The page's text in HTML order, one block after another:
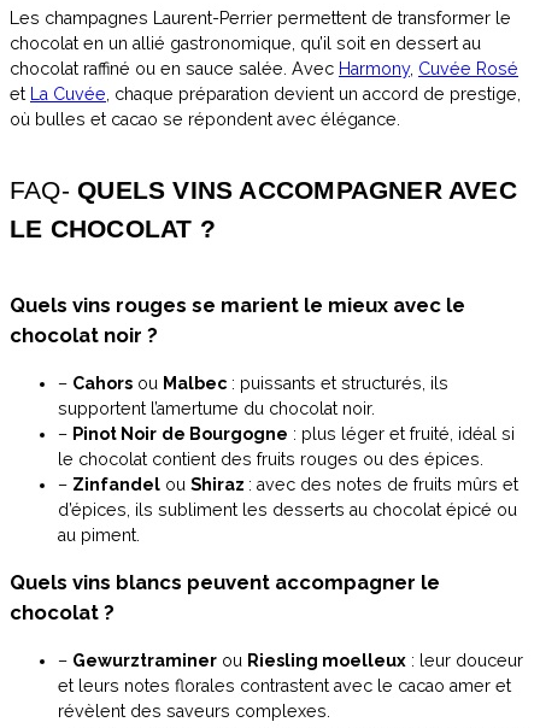
Les champagnes Laurent-Perrier permettent de transformer le
chocolat en un allié gastronomique, qu’il soit en dessert au
chocolat raffiné ou en sauce salée. Avec Harmony, Cuvée Rosé
et La Cuvée, chaque préparation devient un accord de prestige,
où bulles et cacao se répondent avec élégance.
FAQ-QUELS VINS ACCOMPAGNER AVEC
LE CHOCOLAT ?
Quels vins rouges se marient le mieux avec le
chocolat noir ?
– Cahors ou Malbec : puissants et structurés, ils
supportent l’amertume du chocolat noir.
– Pinot Noir de Bourgogne : plus léger et fruité, idéal si
le chocolat contient des fruits rouges ou des épices.
– Zinfandel ou Shiraz : avec des notes de fruits mûrs et
d’épices, ils subliment les desserts au chocolat épicé ou
au piment.
Quels vins blancs peuvent accompagner le
chocolat ?
– Gewurztraminer ou Riesling moelleux : leur douceur
et leurs notes florales contrastent avec le cacao amer et
révèlent des saveurs complexes.